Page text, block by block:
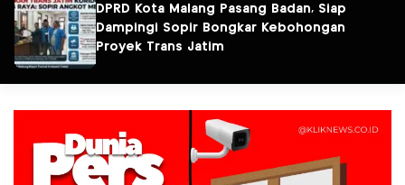
DPRD Kota Malang Pasang Badan, Siap
Dampingi Sopir Bongkar Kebohongan
Proyek Trans Jatim